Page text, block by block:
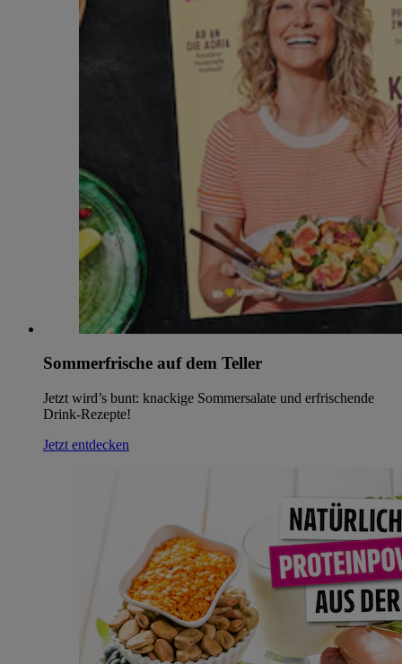
Sommerfrische auf dem Teller
Jetzt wird’s bunt: knackige Sommersalate und erfrischende
Drink-Rezepte!
Jetzt entdecken